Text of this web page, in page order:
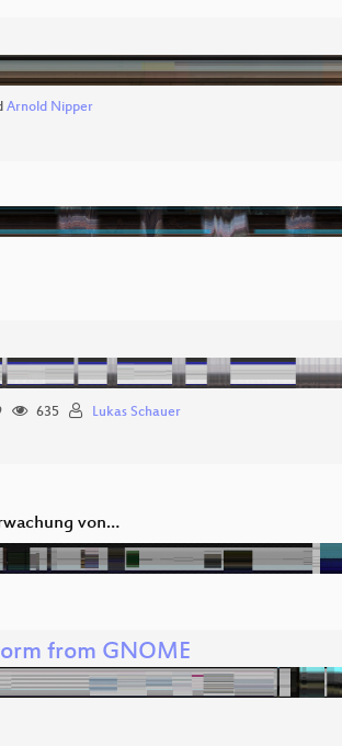
Arnold Nipper
635 Lukas Schauer
von…
from GNOME